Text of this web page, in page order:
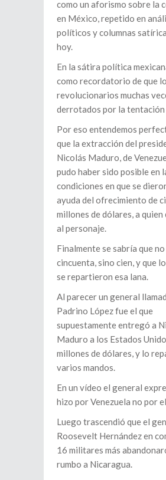
como un aforismo sobre la
en México, repetido en
políticos y columnas
hoy.
En la sátira política
como recordatorio de que
revolucionarios muchas
derrotados por la tentación
Por eso entendemos
que la extracción del
Nicolás Maduro, de
pudo haber sido posible en
condiciones en que se
ayuda del ofrecimiento de
millones de dólares, a
al personaje.
Finalmente se sabría que
cincuenta, sino cien, y que
se repartieron esa lana.
Al parecer un general
Padrino López fue el que
supuestamente entregó a
Maduro a los Estados
millones de dólares, y lo
varios mandos.
En un vídeo el general
hizo por Venezuela no por
Luego trascendió que el
Roosevelt Hernández en
16 militares más
rumbo a Nicaragua.